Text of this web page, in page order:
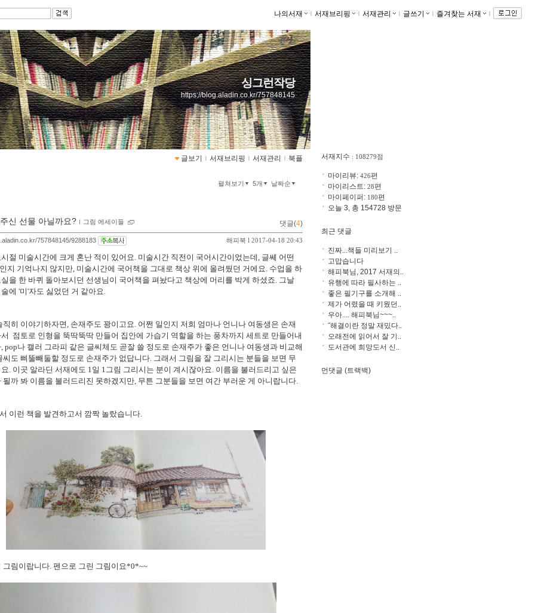
나의서재 ｌ 서재브리핑 ｌ 서재관리 ｌ 글쓰기 ｌ 즐겨찾는 서재 ｌ
싱그런작당
https://blog.aladin.co.kr/757848145
글보기 ｌ 서재브리핑 ｌ 서재관리 ｌ 북플
펼쳐보기 5개 날짜순
신 선물 아닐까요? ｌ 그림 에세이들 댓글(4)
해피북 l 2017-04-18 20:43
757848145/9288183
절 미술시간에 크게 혼난 적이 있어요. 미술시간 직전이 국어시간이었는데, 글쎄 어떤
지 기억나지 않지만, 미술시간에 국어책을 그대로 책상 위에 올려뒀던 거에요. 수업을 하
을 한 바퀴 돌아보시던 선생님이 국어책을 펴놨다고 책상에 머리를 박게 하셨죠. 그날
에 '미'자도 싫었던 거 같아요.
직히 이야기하자면, 손재주도 꽝이고요. 어쩐 일인지 저희 엄마나 언니나 여동생은 손재
점토로 인형을 뚝딱뚝딱 만들어 집안에 가습기 역할을 하는 풍차까지 세트로 만들어내
pop나 캘러 그라피 같은 글씨체도 곧잘 쓸 정도로 손재주가 좋은 언니나 여동생과 비교해
씨도 삐뚤빼둘할 정도로 손재주가 없답니다. 그래서 그림을 잘 그리시는 분들을 보면 무
. 이곳 알라딘 서재에도 1일 1그림 그리시는 분이 계시잖아요. 이름을 불러드리고 싶은
될까 봐 이름을 불러드리진 못하겠지만, 무튼 그분들을 보면 여간 부러운 게 아니랍니다.
이런 책을 발견하고서 깜짝 놀랐습니다.
그림이랍니다. 펜으로 그린 그림이요*0*~~
서재지수 : 108279점
마이리뷰: 426편
마이리스트: 28편
마이페이퍼: 180편
오늘 3, 총 154728 방문
최근 댓글
진짜...책들 미리보기 ..
고맙습니다
해피북님, 2017 서재의..
유행에 따라 필사하는 ..
좋은 필기구를 소개해 ..
제가 어렸을 때 키웠던..
우아.... 해피북님~~~..
˝해결이란 정말 재밌다..
오래전에 읽어서 잘 기..
도서관에 희망도서 신..
먼댓글 (트랙백)